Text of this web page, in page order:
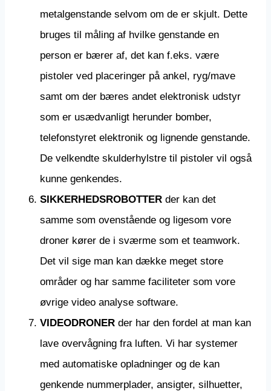
metalgenstande selvom om de er skjult. Dette
bruges til måling af hvilke genstande en
person er bærer af, det kan f.eks. være
pistoler ved placeringer på ankel, ryg/mave
samt om der bæres andet elektronisk udstyr
som er usædvanligt herunder bomber,
telefonstyret elektronik og lignende genstande.
De velkendte skulderhylstre til pistoler vil også
kunne genkendes.
SIKKERHEDSROBOTTER der kan det
samme som ovenstående og ligesom vore
droner kører de i sværme som et teamwork.
Det vil sige man kan dække meget store
områder og har samme faciliteter som vore
øvrige video analyse software.
VIDEODRONER der har den fordel at man kan
lave overvågning fra luften. Vi har systemer
med automatiske opladninger og de kan
genkende nummerplader, ansigter, silhuetter,